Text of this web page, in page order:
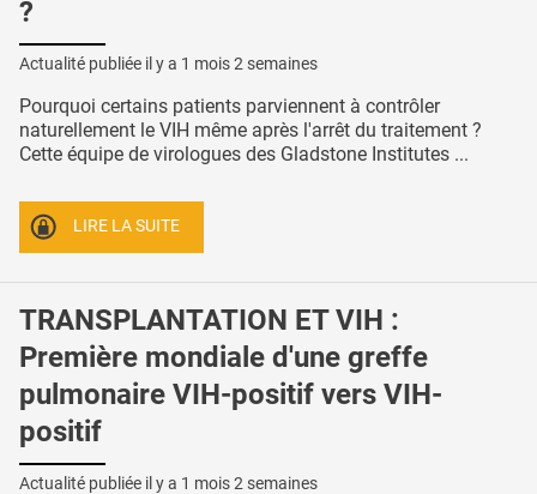
?
Actualité publiée il y a 1 mois 2 semaines
Pourquoi certains patients parviennent à contrôler
naturellement le VIH même après l'arrêt du traitement ?
Cette équipe de virologues des Gladstone Institutes ...
LIRE LA SUITE
TRANSPLANTATION ET VIH :
Première mondiale d'une greffe
pulmonaire VIH-positif vers VIH-
positif
Actualité publiée il y a 1 mois 2 semaines